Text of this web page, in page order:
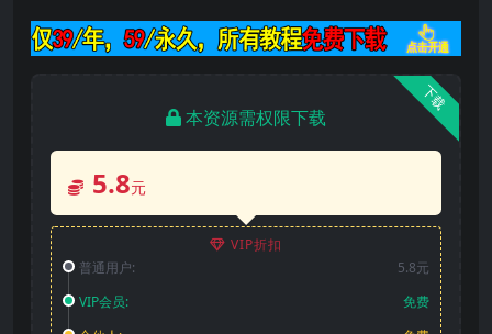
下载
本资源需权限下载
5.8元
VIP折扣
普通用户:
5.8元
VIP会员:
免费